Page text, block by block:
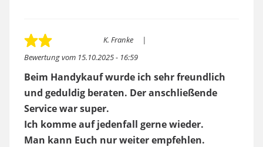
Bewertung vom 15.10.2025 - 16:59
K. Franke
Beim Handykauf wurde ich sehr freundlich
und geduldig beraten. Der anschließende
Service war super.
Ich komme auf jedenfall gerne wieder.
Man kann Euch nur weiter empfehlen.